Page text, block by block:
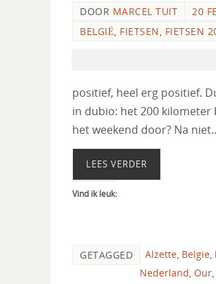
DOOR MARCEL TUIT
20
BELGIË, FIETSEN, FIETSEN
positief, heel erg positief.
in dubio: het 200
het weekend door? Na
LEES VERDER
Vind ik leuk:
GETAGGED Alzette, Belgie,
Nederland, Our,